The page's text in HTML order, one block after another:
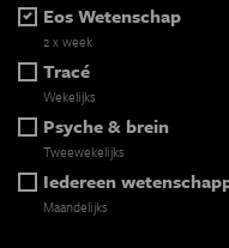
Eos Wetenschap
2 x week
Tracé
Wekelijks
Psyche & brein
Tweewekelijks
Iedereen
Maandelijks